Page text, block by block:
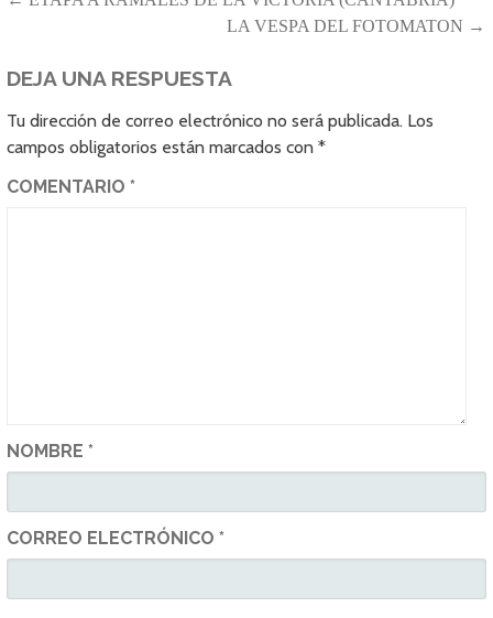
ENTRADAS
LA VESPA DEL FOTOMATON →
DEJA UNA RESPUESTA
Tu dirección de correo electrónico no será publicada. Los
campos obligatorios están marcados con*
COMENTARIO*
NOMBRE*
CORREO ELECTRÓNICO*